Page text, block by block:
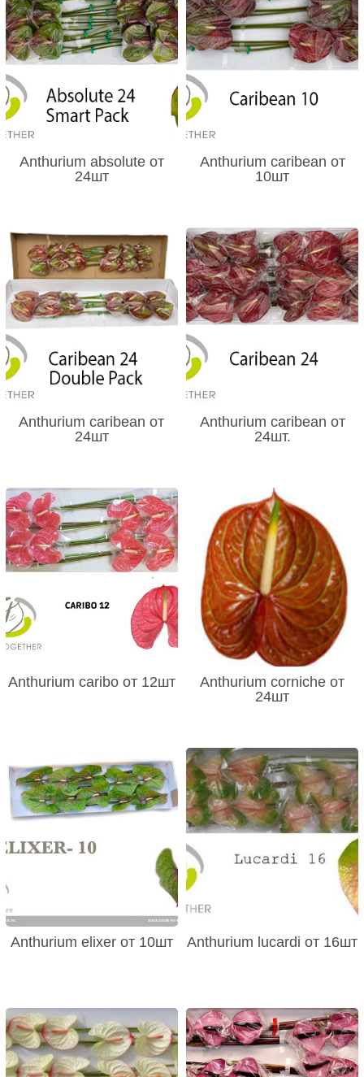
Anthurium absolute от
24шт
Anthurium caribean от
10шт
Anthurium caribean от
24шт
Anthurium caribean от
24шт.
Anthurium caribo от 12шт
Anthurium corniche от
24шт
Anthurium elixer от 10шт Anthurium lucardi от 16шт